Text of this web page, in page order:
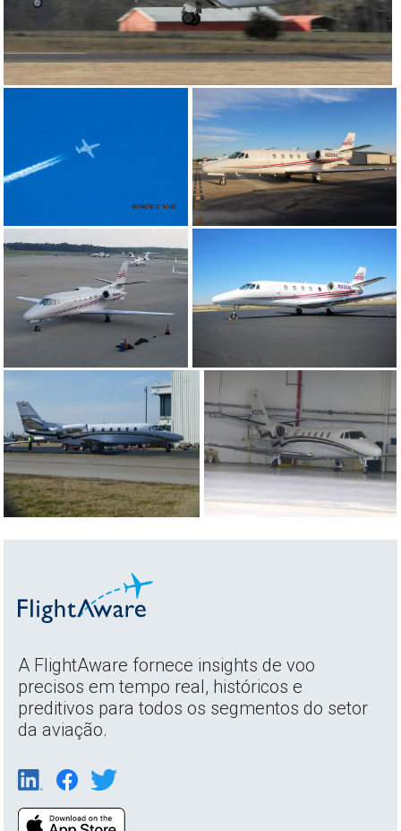
A FlightAware fornece insights de voo
precisos em tempo real, históricos e
preditivos para todos os segmentos do setor
da aviação.